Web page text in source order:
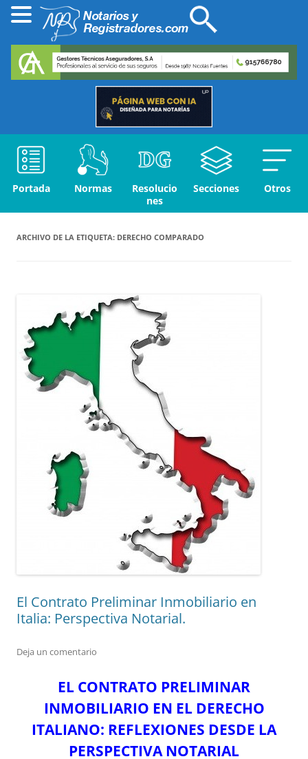
Portada Normas
Resolucio
nes
Secciones Otros
ARCHIVO DE LA ETIQUETA: DERECHO COMPARADO
El Contrato Preliminar Inmobiliario en
Italia: Perspectiva Notarial.
Deja un comentario
EL CONTRATO PRELIMINAR
INMOBILIARIO EN EL DERECHO
ITALIANO: REFLEXIONES DESDE LA
PERSPECTIVA NOTARIAL